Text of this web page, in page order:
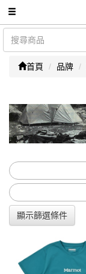
首頁 品牌
顯示篩選條件